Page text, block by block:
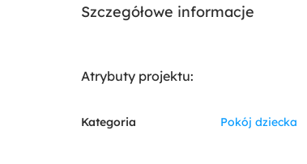
Szczegółowe informacje
Atrybuty projektu:
Kategoria Pokój dziecka